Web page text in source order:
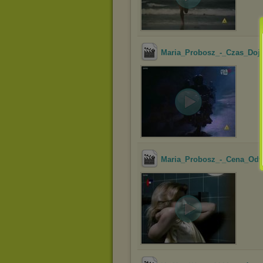
Maria_Probosz_-
Maria_Probosz_-